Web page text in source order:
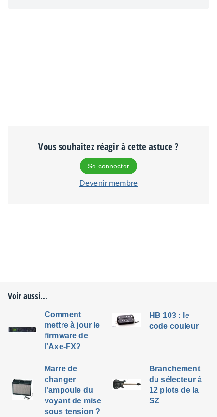
Vous souhaitez réagir à cette astuce ?
Se connecter
Devenir membre
Voir aussi...
Comment
mettre à jour le
firmware de
l'Axe-FX?
HB 103 : le
code couleur
Marre de
changer
l'ampoule du
voyant de mise
sous tension ?
Branchement
du sélecteur à
12 plots de la
SZ